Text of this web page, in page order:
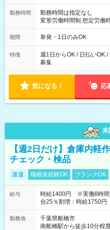
勤務時間
勤務時間は指定なし
変形労働時間制 想定労働時間160時間/月
～21：00
期間 単発・1日のみOK
特徴
週1日からOK / 日払いOK
募集
気になる！ 応
未
【週2日だけ】倉庫内
チェック・検品
派遣 職種未経験OK ブランクOK
給与
時給1400円 ※実働8時間
合25％割増：時給1750円
勤務地
千葉県船橋市
南船橋駅から徒歩10分程